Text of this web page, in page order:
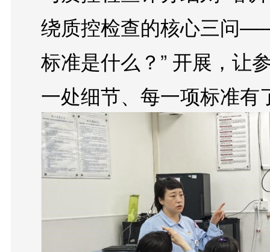
绕质控检查的核心三问
标准是什么？” 开展，让
一处细节、每一项标准